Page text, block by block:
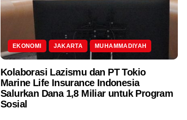
EKONOMI JAKARTA MUHAMMADIYAH
Kolaborasi Lazismu dan PT Tokio
Marine Life Insurance Indonesia
Salurkan Dana 1,8 Miliar untuk Program
Sosial